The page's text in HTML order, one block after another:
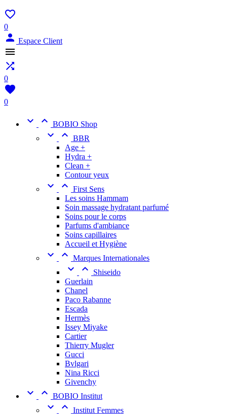

0
 Espace Client


0

0
  BOBIO Shop
  BBR
Age +
Hydra +
Clean +
Contour yeux
  First Sens
Les soins Hammam
Soin massage hydratant parfumé
Soins pour le corps
Parfums d'ambiance
Soins capillaires
Accueil et Hygiène
  Marques Internationales
 
Shiseido
Guerlain
Chanel
Paco Rabanne
Escada
Hermès
Issey Miyake
Cartier
Thierry Mugler
Gucci
Bvlgari
Nina Ricci
Givenchy
  BOBIO Institut
  Institut Femmes